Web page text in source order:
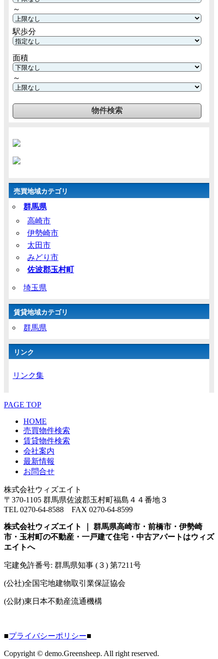
～
駅歩分
面積
～
売買地域カテゴリ
群馬県
高崎市
伊勢崎市
太田市
みどり市
佐波郡玉村町
埼玉県
賃貸地域カテゴリ
群馬県
リンク
リンク集
PAGE TOP
HOME
売買物件検索
賃貸物件検索
会社案内
最新情報
お問合せ
株式会社ウィズエイト
〒370-1105 群馬県佐波郡玉村町福島４４番地３
TEL 0270-64-8588 FAX 0270-64-8599
株式会社ウィズエイト ｜ 群馬県高崎市・前橋市・伊勢崎
市・玉村町の不動産・一戸建て住宅・中古アパートはウィズ
エイトへ
宅建免許番号: 群馬県知事 (３) 第7211号
(公社)全国宅地建物取引業保証協会
(公財)東日本不動産流通機構
■プライバシーポリシー■
Copyright © demo.Greensheep. All right reserved.